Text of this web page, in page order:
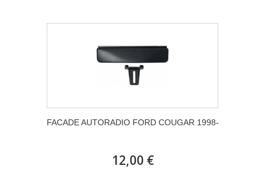
FACADE AUTORADIO FORD COUGAR 1998-
12,00 €